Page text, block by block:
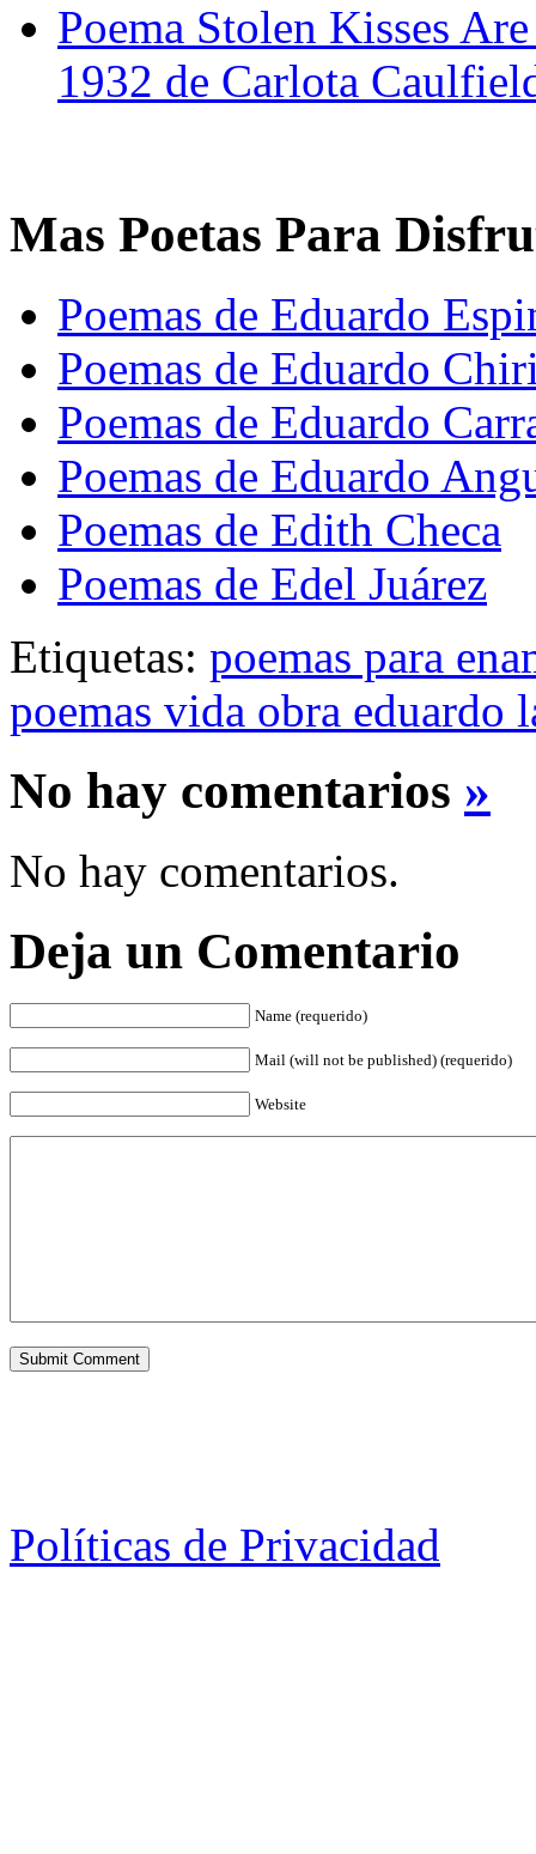
Poema Stolen Kisses
1932 de Carlota
Mas Poetas Para
Poemas de Eduardo
Poemas de Eduardo
Poemas de Eduardo
Poemas de Eduardo
Poemas de Edith Checa
Poemas de Edel Juárez
Etiquetas: poemas para
poemas vida obra eduardo
No hay comentarios »
No hay comentarios.
Deja un Comentario
Name (requerido)
Mail (will not be published) (requerido)
Website
Políticas de Privacidad